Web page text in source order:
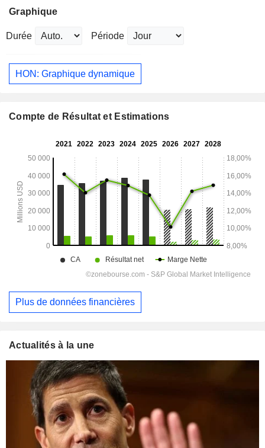
Graphique
Durée Période
HON: Graphique dynamique
Compte de Résultat et Estimations
Plus de données financières
Actualités à la une